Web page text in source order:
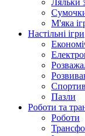
Ляльки
М'яка
Настільні ігри
Пазли
Роботи та
Роботи